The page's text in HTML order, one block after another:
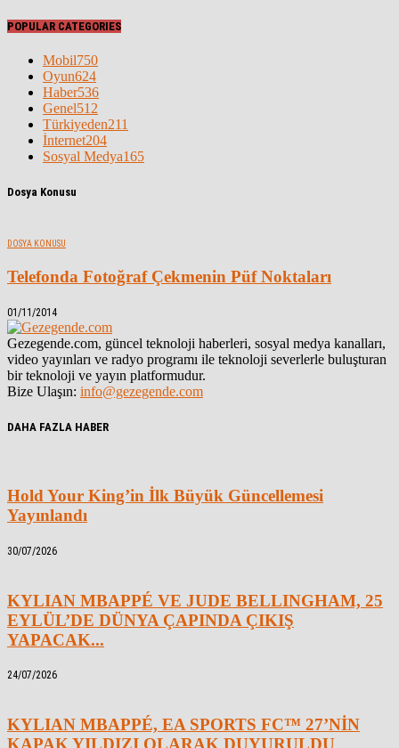
POPULAR CATEGORIES
Mobil750
Oyun624
Haber536
Genel512
Türkiyeden211
İnternet204
Sosyal Medya165
Dosya Konusu
DOSYA KONUSU
Telefonda Fotoğraf Çekmenin Püf Noktaları
01/11/2014
Gezegende.com, güncel teknoloji haberleri, sosyal medya kanalları,
video yayınları ve radyo programı ile teknoloji severlerle buluşturan
bir teknoloji ve yayın platformudur.
Bize Ulaşın: info@gezegende.com
DAHA FAZLA HABER
Hold Your King’in İlk Büyük Güncellemesi
Yayınlandı
30/07/2026
KYLIAN MBAPPÉ VE JUDE BELLINGHAM, 25
EYLÜL’DE DÜNYA ÇAPINDA ÇIKIŞ
YAPACAK...
24/07/2026
KYLIAN MBAPPÉ, EA SPORTS FC™ 27’NİN
KAPAK YILDIZI OLARAK DUYURULDU